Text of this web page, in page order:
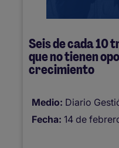
Seis de cada 10
que no tienen
crecimiento
Medio: Diario
Fecha: 14 de